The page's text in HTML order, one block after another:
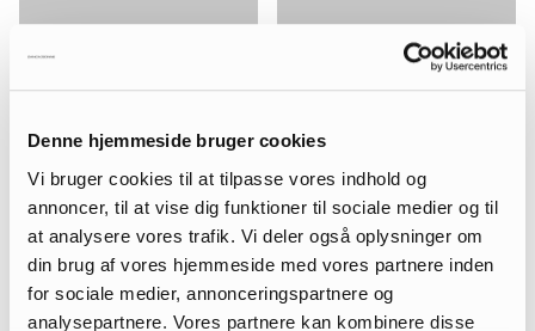
Denne hjemmeside bruger cookies
Vi bruger cookies til at tilpasse vores indhold og
annoncer, til at vise dig funktioner til sociale medier og til
at analysere vores trafik. Vi deler også oplysninger om
din brug af vores hjemmeside med vores partnere inden
for sociale medier, annonceringspartnere og
analysepartnere. Vores partnere kan kombinere disse